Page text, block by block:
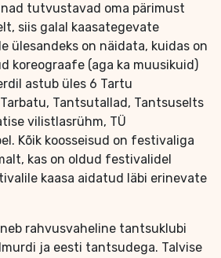
tutvustavad oma pärimust
siis galal kaasategevate
ülesandeks on näidata, kuidas on
koreograafe (aga ka muusikuid)
astub üles 6 Tartu
Tantsutallad, Tantsuselts
vilistlasrühm, TÜ
Kõik koosseisud on festivaliga
kas on oldud festivalidel
kaasa aidatud läbi erinevate
rahvusvaheline tantsuklubi
ja eesti tantsudega. Talvise